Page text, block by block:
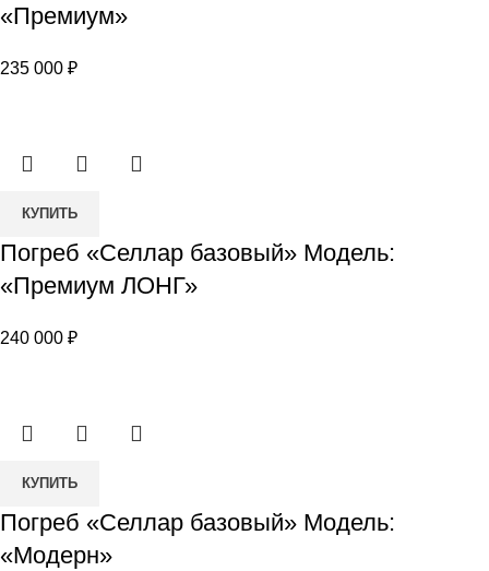
«Селлар
Модель:
«Премиум»
235 000 ₽
Количество
Погреб
«Селлар
Модель:
КУПИТЬ
Погреб «Селлар базовый» Модель:
«Премиум ЛОНГ»
240 000 ₽
Количество
Погреб
«Селлар
КУПИТЬ
Погреб «Селлар базовый» Модель:
«Модерн»